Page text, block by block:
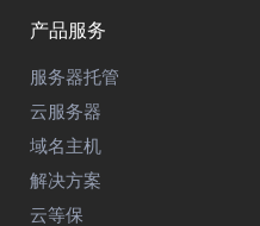
产品服务
服务器托管
云服务器
域名主机
解决方案
云等保